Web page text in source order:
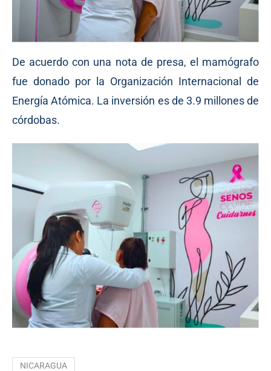
De acuerdo con una nota de presa, el mamógrafo
fue donado por la Organización Internacional de
Energía Atómica. La inversión es de 3.9 millones de
córdobas.
NICARAGUA